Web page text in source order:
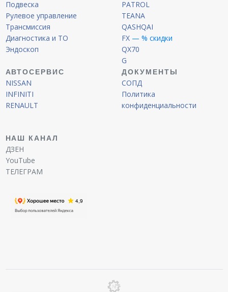
Подвеска
Рулевое управление
Трансмиссия
Диагностика и ТО
Эндоскоп
PATROL
TEANA
QASHQAI
FX — % скидки
QX70
G
АВТОСЕРВИС
NISSAN
INFINITI
RENAULT
ДОКУМЕНТЫ
СОПД
Политика
конфиденциальности
НАШ КАНАЛ
ДЗЕН
YouTube
ТЕЛЕГРАМ